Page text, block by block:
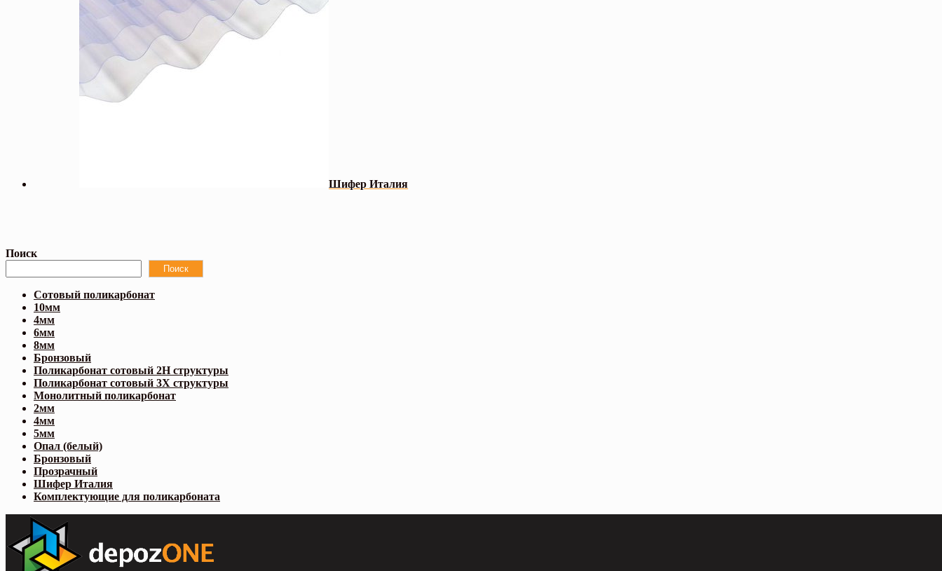
Шифер Италия
Поиск
Поиск
Сотовый поликарбонат
10мм
4мм
6мм
8мм
Бронзовый
Поликарбонат сотовый 2Н структуры
Поликарбонат сотовый 3Х структуры
Монолитный поликарбонат
2мм
4мм
5мм
Опал (белый)
Бронзовый
Прозрачный
Шифер Италия
Комплектующие для поликарбоната